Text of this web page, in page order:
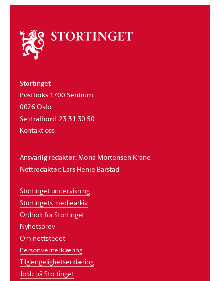
Om
stortinget
Stortinget
Postboks 1700 Sentrum
0026 Oslo
Sentralbord: 23 31 30 50
Kontakt oss
Ansvarlig redaktør: Mona Mortensen Krane
Nettredaktør: Lars Henie Barstad
Stortinget undervisning
Stortingets mediearkiv
Ordbok for Stortinget
Nyhetsbrev
Om nettstedet
Personvernerklæring
Tilgjengelighetserklæring
Jobb på Stortinget